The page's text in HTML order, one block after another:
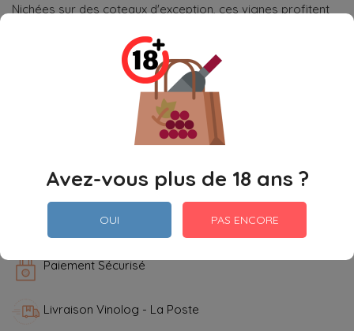
Avez-vous plus de 18 ans ?
OUI PAS ENCORE
Nichées sur des coteaux d'exception, ces vignes profitent
qualité. La topographie unique de la région offre un
ensoleillement optimal et un sol riche, contribuant à la
complexité et à la richesse aromatique du vin.
Ajouter Au Panier
Paiement Sécurisé
Livraison Vinolog - La Poste